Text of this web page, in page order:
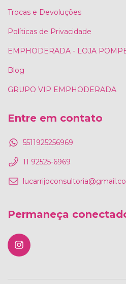
Trocas e Devoluções
Políticas de Privacidade
EMPHODERADA - LOJA
Blog
GRUPO VIP EMPHODERADA
Entre em contato
5511925256969
11 92525-6969
Permaneça